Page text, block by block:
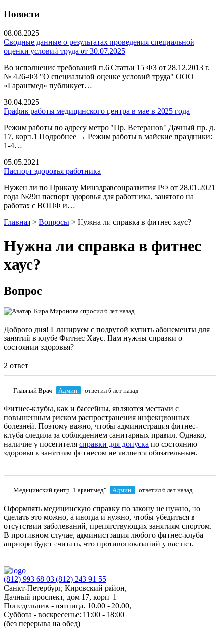
Новости
08.08.2025
Сводные данные о результатах проведения специальной
оценки условий труда от 30.07.2025
Во исполнение требований п.6 Статьи 15 ФЗ от 28.12.2013 г.
№ 426-ФЗ "О специальной оценке условий труда" ООО
«Гарантмед» публикует…
30.04.2025
График работы медицинского центра в мае в 2025 года
Режим работы по адресу метро "Пр. Ветеранов" Дачный пр. д.
17, корп.1 Подробнее → Режим работы в майские праздники:
1-4…
05.05.2021
Паспорт здоровья работника
Нужен ли по Приказу Минздравсоцразвития РФ от 28.01.2021
года №29н паспорт здоровья для работника, занятого на
работах с ВОПФ и…
Главная > Вопросы > Нужна ли справка в фитнес хаус?
Нужна ли справка в фитнес
хаус?
Вопрос
Кира Миронова спросил 6 лет назад
Доброго дня! Планируем с подругой купить абонементы для
занятий в клубе Фитнес Хаус. Нам нужны справки о
состоянии здоровья?
2 ответ
Главный Врач Админ. ответил 6 лет назад
Фитнес-клубы, как и бассейны, являются местами с
повышенным риском распространения инфекционных
болезней. Поэтому важно, чтобы администрация фитнес-
клуба следила за соблюдением санитарных правил. Однако,
наличие у посетителя справки для допуска по состоянию
здоровья к занятиям фитнесом не является обязательным.
Медицинский центр "Гарантмед" Админ. ответил 6 лет назад
Оформлять медицинскую справку по закону не нужно, но
сделать это можно, а иногда и нужно, чтобы убедиться в
отсутствии заболеваний, препятствующих занятиям спортом.
В противном случае, администрация любого фитнес-клуба
априори будет считать, что противопоказаний у вас нет.
(812) 993 68 03 (812) 243 91 55
Санкт-Петербург, Кировский район,
Дачный проспект, дом 17, корп. 1
Понедельник - пятница: 10:00 - 20:00,
Суббота - воскресенье: 11:00 - 18:00
(без перерыва на обед)